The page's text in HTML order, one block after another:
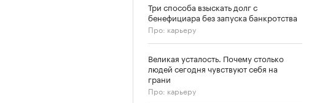
Три способа взыскать долг с
бенефициара без запуска банкротства
Про: карьеру
Великая усталость. Почему столько
людей сегодня чувствуют себя на
грани
Про: карьеру